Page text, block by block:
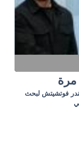
مرة
فوتشيتش لبحث